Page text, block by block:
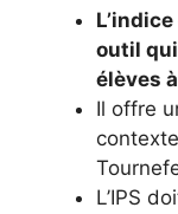
outil
élèves
Il offre
L’IPS